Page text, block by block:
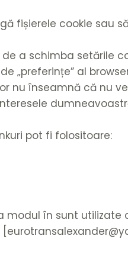
fișierele cookie sau
a schimba setările
„preferințe” al
nu înseamnă că nu
pot fi folositoare:
modul în sunt